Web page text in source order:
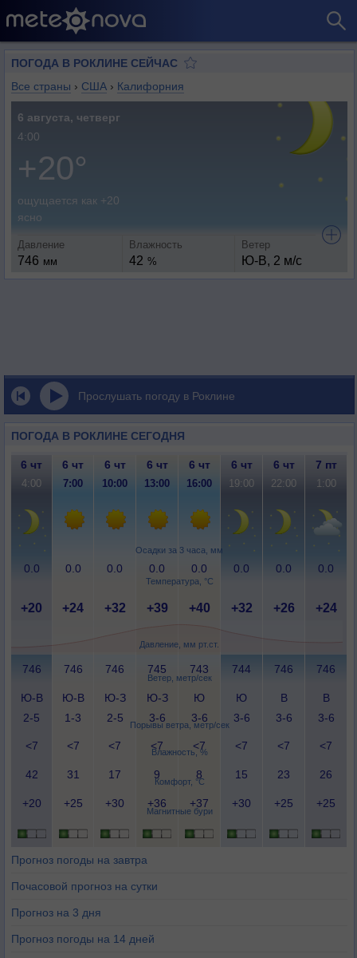
ПОГОДА В РОКЛИНЕ СЕЙЧАС
Все страны › США › Калифорния
6 августа, четверг
4:00
+20°
ощущается как +20
ясно
Давление
746 мм
Влажность
42 %
Ветер
Ю-В, 2 м/с
Прослушать погоду в Роклине
ПОГОДА В РОКЛИНЕ СЕГОДНЯ
Осадки за 3 часа, мм
Температура, °C
Давление, мм рт.ст.
Ветер, метр/сек
Порывы ветра, метр/сек
Влажность, %
Комфорт, °C
Магнитные бури
6 чт 6 чт 6 чт 6 чт 6 чт 6 чт 6 чт 7 пт
4:00 7:00 10:00 13:00 16:00 19:00 22:00 1:00
0.0 0.0 0.0 0.0 0.0 0.0 0.0 0.0
+20 +24 +32 +39 +40 +32 +26 +24
746 746 746 745 743 744 746 746
Ю-В
2-5
Ю-В
1-3
Ю-З
2-5
Ю-З
3-6
Ю
3-6
Ю
3-6
В
3-6
В
3-6
<7 <7 <7 <7 <7 <7 <7 <7
42 31 17 9 8 15 23 26
+20 +25 +30 +36 +37 +30 +25 +25
Прогноз погоды на завтра
Почасовой прогноз на сутки
Прогноз на 3 дня
Прогноз погоды на 14 дней